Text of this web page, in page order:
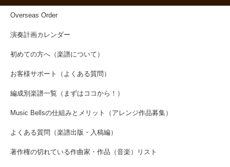
Overseas Order
演奏計画カレンダー
初めての方へ（楽譜について）
お客様サポート（よくある質問）
編成別楽譜一覧（まずはココから！）
Music Bellsの仕組みとメリット（アレンジ作品募集）
よくある質問（楽譜出版・入稿編）
著作権の切れている作曲家・作品（音楽）リスト